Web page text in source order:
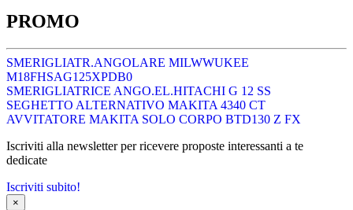
PROMO
SMERIGLIATR.ANGOLARE MILWWUKEE
M18FHSAG125XPDB0
SMERIGLIATRICE ANGO.EL.HITACHI G 12 SS
SEGHETTO ALTERNATIVO MAKITA 4340 CT
AVVITATORE MAKITA SOLO CORPO BTD130 Z FX
Iscriviti alla newsletter per ricevere proposte interessanti a te
dedicate
Iscriviti subito!
×